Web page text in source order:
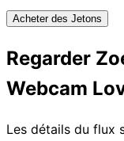
Acheter des Jetons
Regarder
Webcam
Les détails du flux